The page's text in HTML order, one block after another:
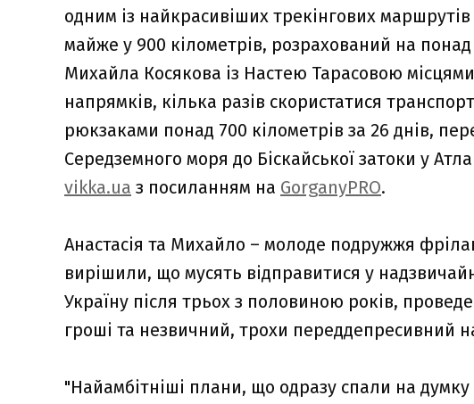
одним із найкрасивіших трекінгових
майже у 900 кілометрів, розрахований на
Михайла Косякова із Настею Тарасовою
напрямків, кілька разів скористатися
рюкзаками понад 700 кілометрів за 26 днів,
Середземного моря до Біскайської затоки у
vikka.ua з посиланням на GorganyPRO.
Анастасія та Михайло – молоде подружжя
вирішили, що мусять відправитися у
Україну після трьох з половиною років,
гроші та незвичний, трохи переддепресивний
"Найамбітніші плани, що одразу спали на думку